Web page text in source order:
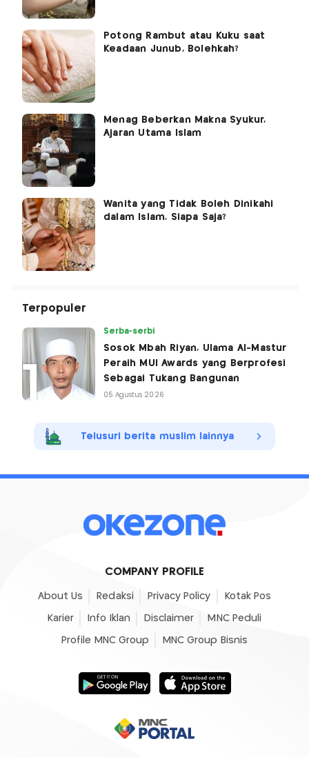
Potong Rambut atau Kuku saat
Keadaan Junub, Bolehkah?
Menag Beberkan Makna Syukur,
Ajaran Utama Islam
Wanita yang Tidak Boleh Dinikahi
dalam Islam, Siapa Saja?
Terpopuler
Serba-serbi
Sosok Mbah Riyan, Ulama Al-Mastur
Peraih MUI Awards yang Berprofesi
Sebagai Tukang Bangunan
05 Agustus 2026
Telusuri berita muslim lainnya